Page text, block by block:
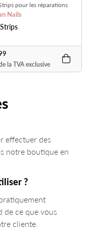
pour les réparations
Nails
la TVA exclusive
effectuer des
notre boutique en
?
de ce que vous
cliente.